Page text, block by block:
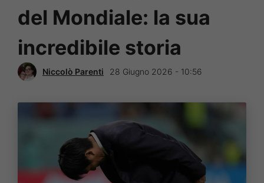
del Mondiale: la sua
incredibile storia
Niccolò Parenti 28 Giugno 2026 - 10:56